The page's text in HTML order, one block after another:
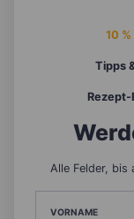
10 %
Tipps
Alle Felder, bis
VORNAME